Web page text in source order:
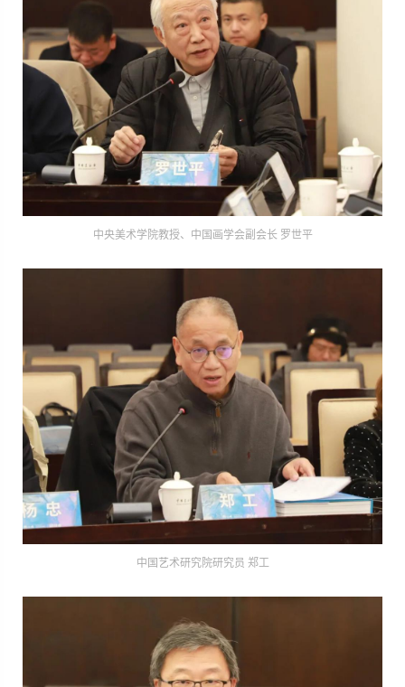
中央美术学院教授、中国画学会副会长 罗世平
中国艺术研究院研究员 郑工